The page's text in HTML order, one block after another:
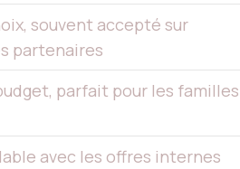
souvent accepté sur
partenaires
parfait pour les familles
avec les offres internes